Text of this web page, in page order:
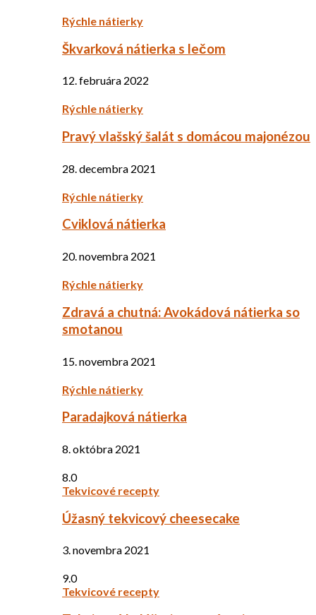
Rýchle nátierky
Škvarková nátierka s lečom
12. februára 2022
Rýchle nátierky
Pravý vlašský šalát s domácou majonézou
28. decembra 2021
Rýchle nátierky
Cviklová nátierka
20. novembra 2021
Rýchle nátierky
Zdravá a chutná: Avokádová nátierka so
smotanou
15. novembra 2021
Rýchle nátierky
Paradajková nátierka
8. októbra 2021
8.0
Tekvicové recepty
Úžasný tekvicový cheesecake
3. novembra 2021
9.0
Tekvicové recepty